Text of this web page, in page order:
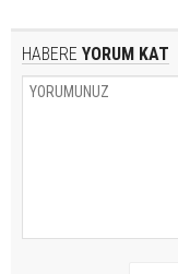
HABERE YORUM KAT